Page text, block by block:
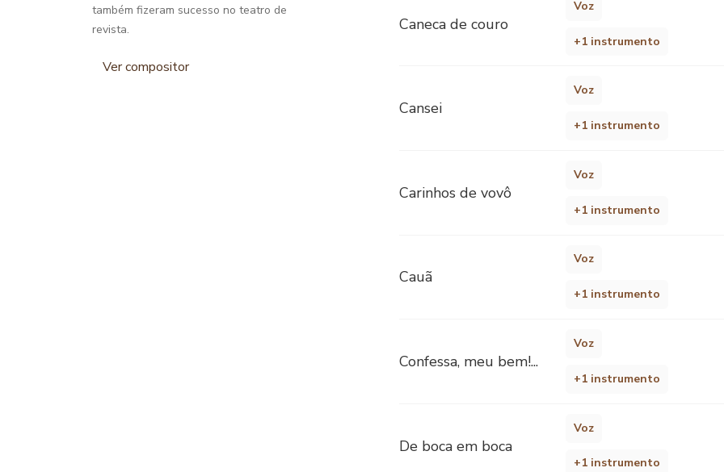
também fizeram sucesso no teatro de
revista.
Ver compositor
Caneca de couro
Voz
+1 instrumento
Cansei
Voz
+1 instrumento
Carinhos de vovô
Voz
+1 instrumento
Cauã
Voz
+1 instrumento
Confessa, meu bem!...
Voz
+1 instrumento
De boca em boca
Voz
+1 instrumento